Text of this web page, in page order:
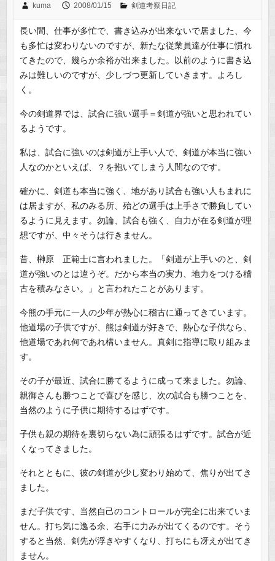
kuma 2008/01/15 剣道考察日記
長い間、仕事が多忙で、書き込みが出来ないで居ました、今
も多忙は変わりないのですが、新たな従業員達が仕事に慣れ
てきたので、幾らか余裕が出来ました。以前のように書き込
みは難しいのですが、少しづつ更新していきます。よろし
く。
今の剣道界では、試合に強い選手＝剣道が強いと思われてい
るようです。
私は、試合に強いのは剣道が上手い人で、剣道が本当に強い
人なのかといえば、？を抱いてしまう人間なのです。
確かに、剣道も本当に強く、地があり試合も強い人もまれに
は居ますが、私のみる所、殆どの選手は上手さで勝負してい
るように見えます。勿論、試合も強く、自力が在る剣道が理
想ですが、中々そうは行きません。
昔、榊原 正範士に言われました。「剣道が上手いのと、剣
道が強いのとは違うぞ。だから本当の実力、地力をつける稽
古を積みなさい。」と言われたことがあります。
今熊の手元に一人の少年が熱心に稽古に通ってきています。
他道場の子供ですが、熊は剣道が好きで、熱心な子供なら、
他道場であれ何であれ構いません。真剣に指導に取り組みま
す。
その子が最近、試合に勝てるように成って来ました。勿論、
親御さんも勝つことで喜びを感じ、次の試合も勝つことを、
当然のように子供に期待するはずです。
子供も親の期待を裏切らない為に頑張るはずです。試合が近
くなってきました。
それとともに、彼の剣道が少し変わり始めて、焦りが出てき
ました。
まだ子供です、当然自己のコントロールが完全に出来ていま
せん。打ち気に逸る余、右手に力みが出てくるのです。そう
すると当然、剣先が浮きやすくなり、打ちにも冴えが出てき
ません。